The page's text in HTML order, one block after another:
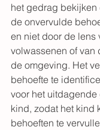
het gedrag bekijken
de onvervulde
en niet door de lens
volwassenen of van
de omgeving. Het
behoefte te
voor het
kind, zodat het kind
behoeften te